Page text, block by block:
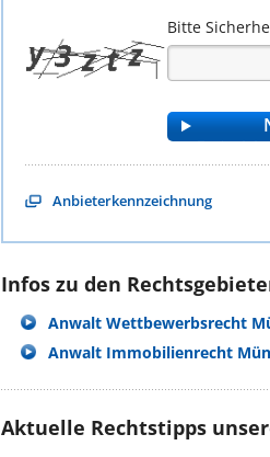
Bitte
Anbieterkennzeichnung
Infos zu den
Anwalt Wettbewerbsrecht
Anwalt Immobilienrecht
Aktuelle Rechtstipps